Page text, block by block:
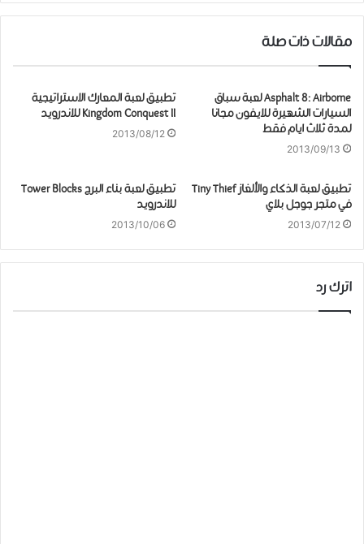
مقالات ذات صلة
Asphalt 8: Airborne لعبة سباق
السيارات الشهيرة للايفون مجانا
لمدة ثلاث ايام فقط
2013/09/13
تطبيق لعبة المعارك الاستراتيجية
Kingdom Conquest II للاندرويد
2013/08/12
تطبيق لعبة الذكاء والألغاز Tiny Thief
في متجر جوجل بلاي
2013/07/12
تطبيق لعبة بناء البرج Tower Blocks
للاندرويد
2013/10/06
اترك رد